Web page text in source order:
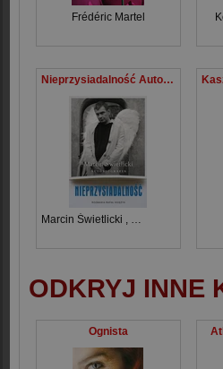
Frédéric Martel
Nieprzysiadalność Autobiografia
Marcin Świetlicki
ODKRYJ INNE
Ognista